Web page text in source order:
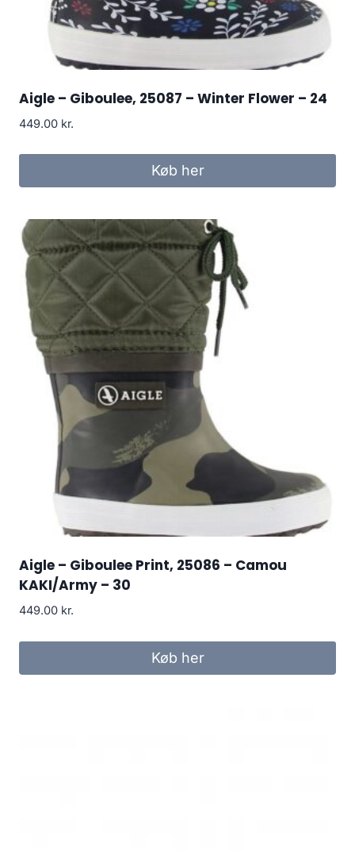
Aigle – Giboulee, 25087 – Winter Flower – 24
449.00 kr.
Køb her
Aigle – Giboulee Print, 25086 – Camou
KAKI/Army – 30
449.00 kr.
Køb her